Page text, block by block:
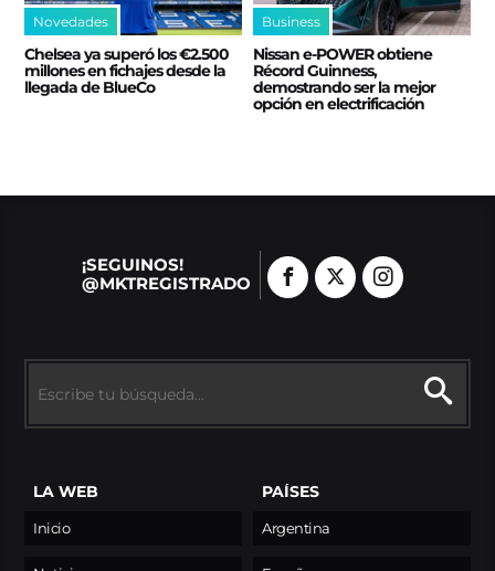
Novedades
Chelsea ya superó los €2.500
millones en fichajes desde la
llegada de BlueCo
Business
Nissan e‑POWER obtiene
Récord Guinness,
demostrando ser la mejor
opción en electrificación
¡SEGUINOS!
@MKTREGISTRADO
LA WEB
Inicio
PAÍSES
Argentina